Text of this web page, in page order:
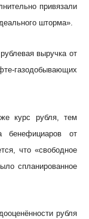
привязали
шторма».
выручка от
газодобывающих
курс рубля, тем
бенефициаров от
что «свободное
спланированное
рубля